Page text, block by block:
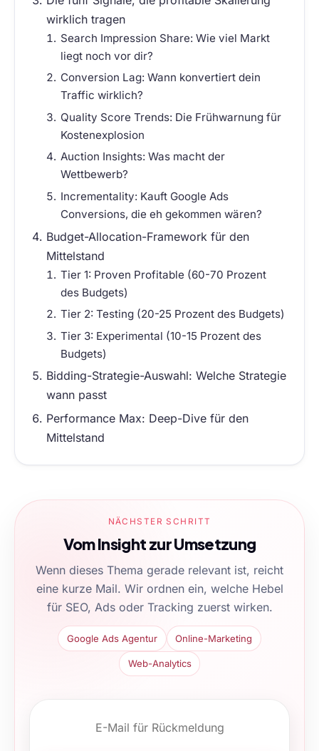
wirklich tragen
Search Impression Share: Wie viel Markt
liegt noch vor dir?
Conversion Lag: Wann konvertiert dein
Traffic wirklich?
Quality Score Trends: Die Frühwarnung für
Kostenexplosion
Auction Insights: Was macht der
Wettbewerb?
Incrementality: Kauft Google Ads
Conversions, die eh gekommen wären?
Budget-Allocation-Framework für den
Mittelstand
Tier 1: Proven Profitable (60-70 Prozent
des Budgets)
Tier 2: Testing (20-25 Prozent des Budgets)
Tier 3: Experimental (10-15 Prozent des
Budgets)
Bidding-Strategie-Auswahl: Welche Strategie
wann passt
Performance Max: Deep-Dive für den
Mittelstand
NÄCHSTER SCHRITT
Vom Insight zur Umsetzung
Wenn dieses Thema gerade relevant ist, reicht
eine kurze Mail. Wir ordnen ein, welche Hebel
für SEO, Ads oder Tracking zuerst wirken.
Google Ads Agentur Online-Marketing
Web-Analytics